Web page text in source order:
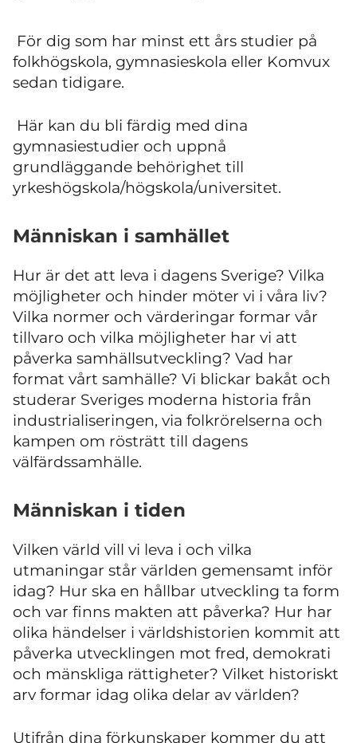
För dig som har minst ett års studier på
folkhögskola, gymnasieskola eller Komvux
sedan tidigare.
Här kan du bli färdig med dina
gymnasiestudier och uppnå
grundläggande behörighet till
yrkeshögskola/högskola/universitet.
Människan i samhället
Hur är det att leva i dagens Sverige? Vilka
möjligheter och hinder möter vi i våra liv?
Vilka normer och värderingar formar vår
tillvaro och vilka möjligheter har vi att
påverka samhällsutveckling? Vad har
format vårt samhälle? Vi blickar bakåt och
studerar Sveriges moderna historia från
industrialiseringen, via folkrörelserna och
kampen om rösträtt till dagens
välfärdssamhälle.
Människan i tiden
Vilken värld vill vi leva i och vilka
utmaningar står världen gemensamt inför
idag? Hur ska en hållbar utveckling ta form
och var finns makten att påverka? Hur har
olika händelser i världshistorien kommit att
påverka utvecklingen mot fred, demokrati
och mänskliga rättigheter? Vilket historiskt
arv formar idag olika delar av världen?
Utifrån dina förkunskaper kommer du att